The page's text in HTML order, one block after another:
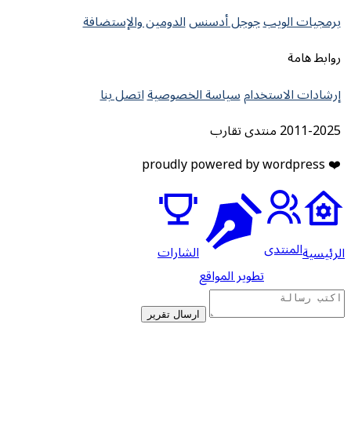
برمجيات الويبجوجل أدسنسالدومين والإستضافة
روابط هامة
إرشادات الاستخدامسياسة الخصوصيةاتصل بنا
2011-2025 منتدى تقارب
❤️ proudly powered by wordpress
الرئيسيةالمنتدى
تطوير المواقع
الشارات